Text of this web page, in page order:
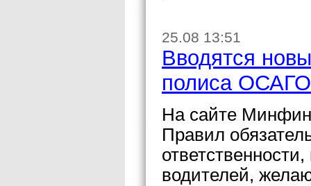
25.08 13:51
Вводятся
полиса ОСАГО
На сайте
Правил
водителей,